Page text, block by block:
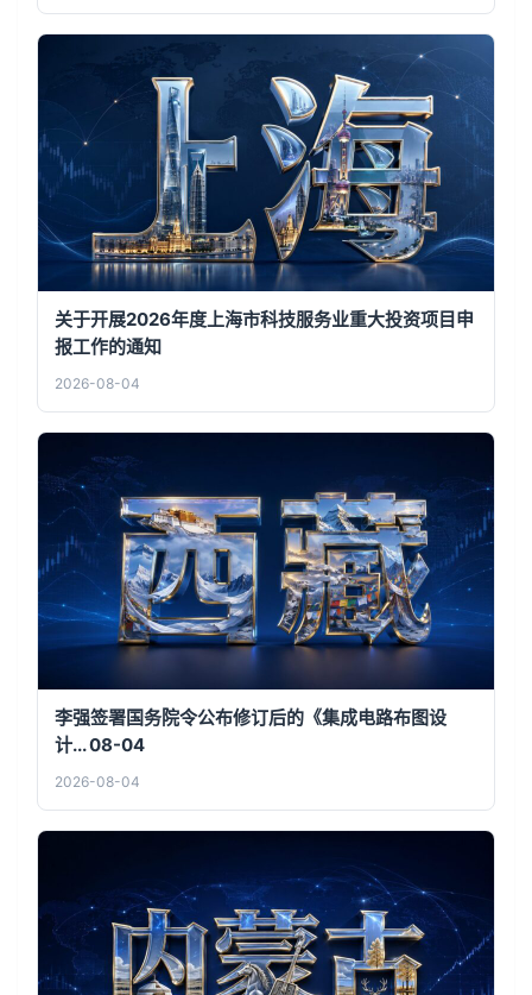
关于开展2026年度上海市科技服务业重大投资项目申
报工作的通知
2026-08-04
李强签署国务院令公布修订后的《集成电路布图设
计... 08-04
2026-08-04